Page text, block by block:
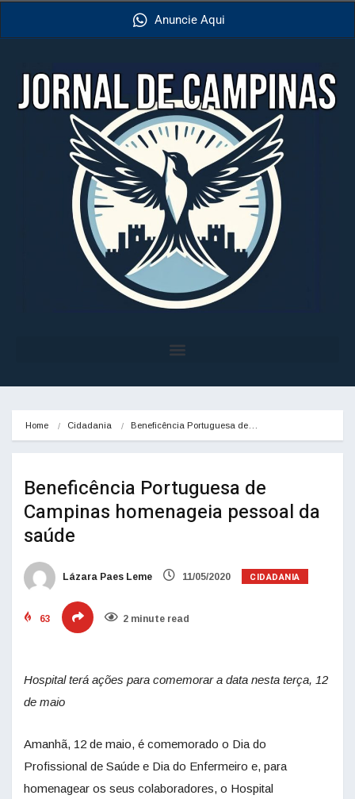
Anuncie Aqui
Home Cidadania Beneficência Portuguesa de…
Beneficência Portuguesa de
Campinas homenageia pessoal da
saúde
Lázara Paes Leme 11/05/2020 CIDADANIA
63 2 minute read
Hospital terá ações para comemorar a data nesta terça, 12
de maio
Amanhã, 12 de maio, é comemorado o Dia do
Profissional de Saúde e Dia do Enfermeiro e, para
homenagear os seus colaboradores, o Hospital